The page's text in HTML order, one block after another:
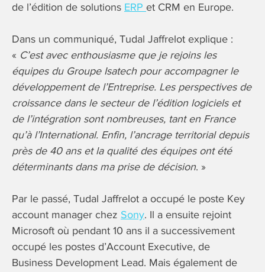
de l’édition de solutions ERP et CRM en Europe.
Dans un communiqué, Tudal Jaffrelot explique :
« C’est avec enthousiasme que je rejoins les
équipes du Groupe Isatech pour accompagner le
développement de l’Entreprise. Les perspectives de
croissance dans le secteur de l’édition logiciels et
de l’intégration sont nombreuses, tant en France
qu’à l’International. Enfin, l’ancrage territorial depuis
près de 40 ans et la qualité des équipes ont été
déterminants dans ma prise de décision. »
Par le passé, Tudal Jaffrelot a occupé le poste Key
account manager chez Sony. Il a ensuite rejoint
Microsoft où pendant 10 ans il a successivement
occupé les postes d’Account Executive, de
Business Development Lead. Mais également de